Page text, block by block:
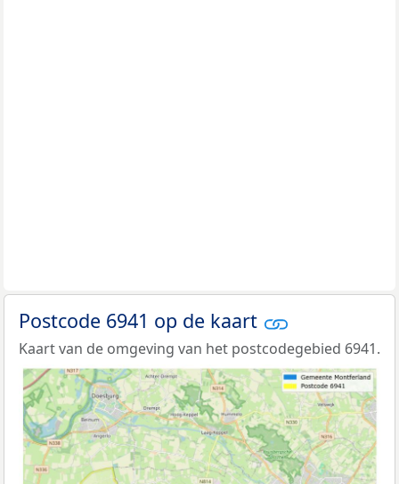
Postcode 6941 op de kaart
Kaart van de omgeving van het postcodegebied 6941.